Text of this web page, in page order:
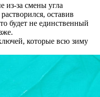
из-за смены угла
оставив
будет не единственный
которые всю зиму